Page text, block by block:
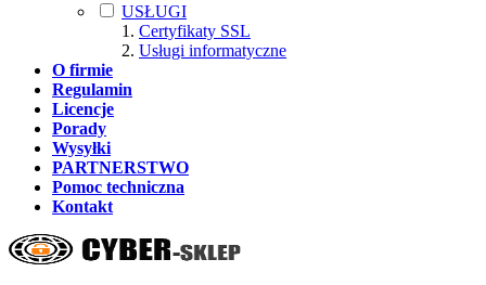
USŁUGI
Certyfikaty SSL
Usługi informatyczne
O firmie
Regulamin
Licencje
Porady
Wysyłki
PARTNERSTWO
Pomoc techniczna
Kontakt